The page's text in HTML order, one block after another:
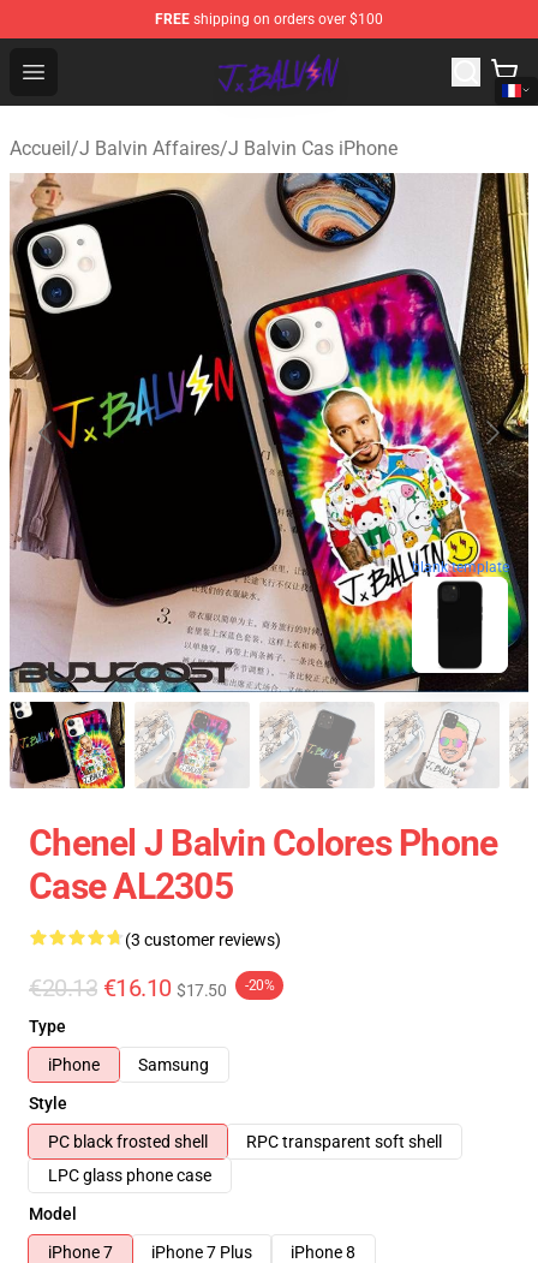
FREE shipping on orders over $100
Open menu
J Balvin Store - Official J Balvin Merchandise Shop
Accueil/J Balvin Affaires/J Balvin Cas iPhone
blank template
Chenel J Balvin Colores Phone
Case AL2305
(3 customer reviews)
€20.13 €16.10 $17.50 -20%
Type
iPhone
Samsung
Style
PC black frosted shell
RPC transparent soft shell
LPC glass phone case
Model
iPhone 7
iPhone 7 Plus
iPhone 8